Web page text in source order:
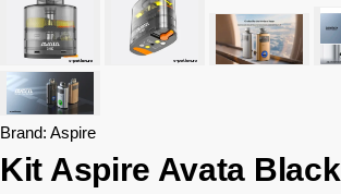
Brand: Aspire
Kit Aspire Avata Black